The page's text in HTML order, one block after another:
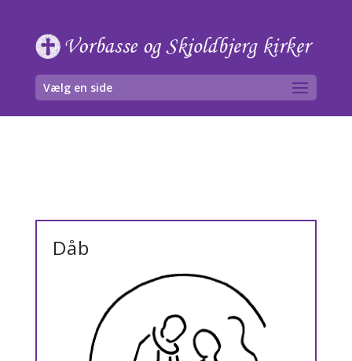
Vælg en side
Dåb